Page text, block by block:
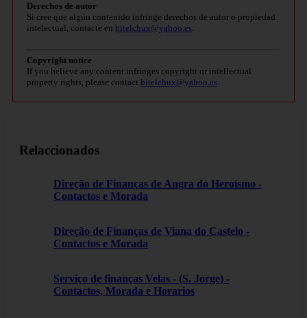
Derechos de autor
Si cree que algún contenido infringe derechos de autor o propiedad
intelectual, contacte en bitelchux@yahoo.es.
Copyright notice
If you believe any content infringes copyright or intellectual
property rights, please contact bitelchux@yahoo.es.
Relaccionados
Direção de Finanças de Angra do Heroísmo -
Contactos e Morada
Direção de Finanças de Viana do Castelo -
Contactos e Morada
Serviço de finanças Velas - (S. Jorge) -
Contactos, Morada e Horarios